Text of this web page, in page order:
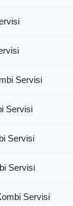
Servisi
Servisi
Servisi
Servisi
Servisi